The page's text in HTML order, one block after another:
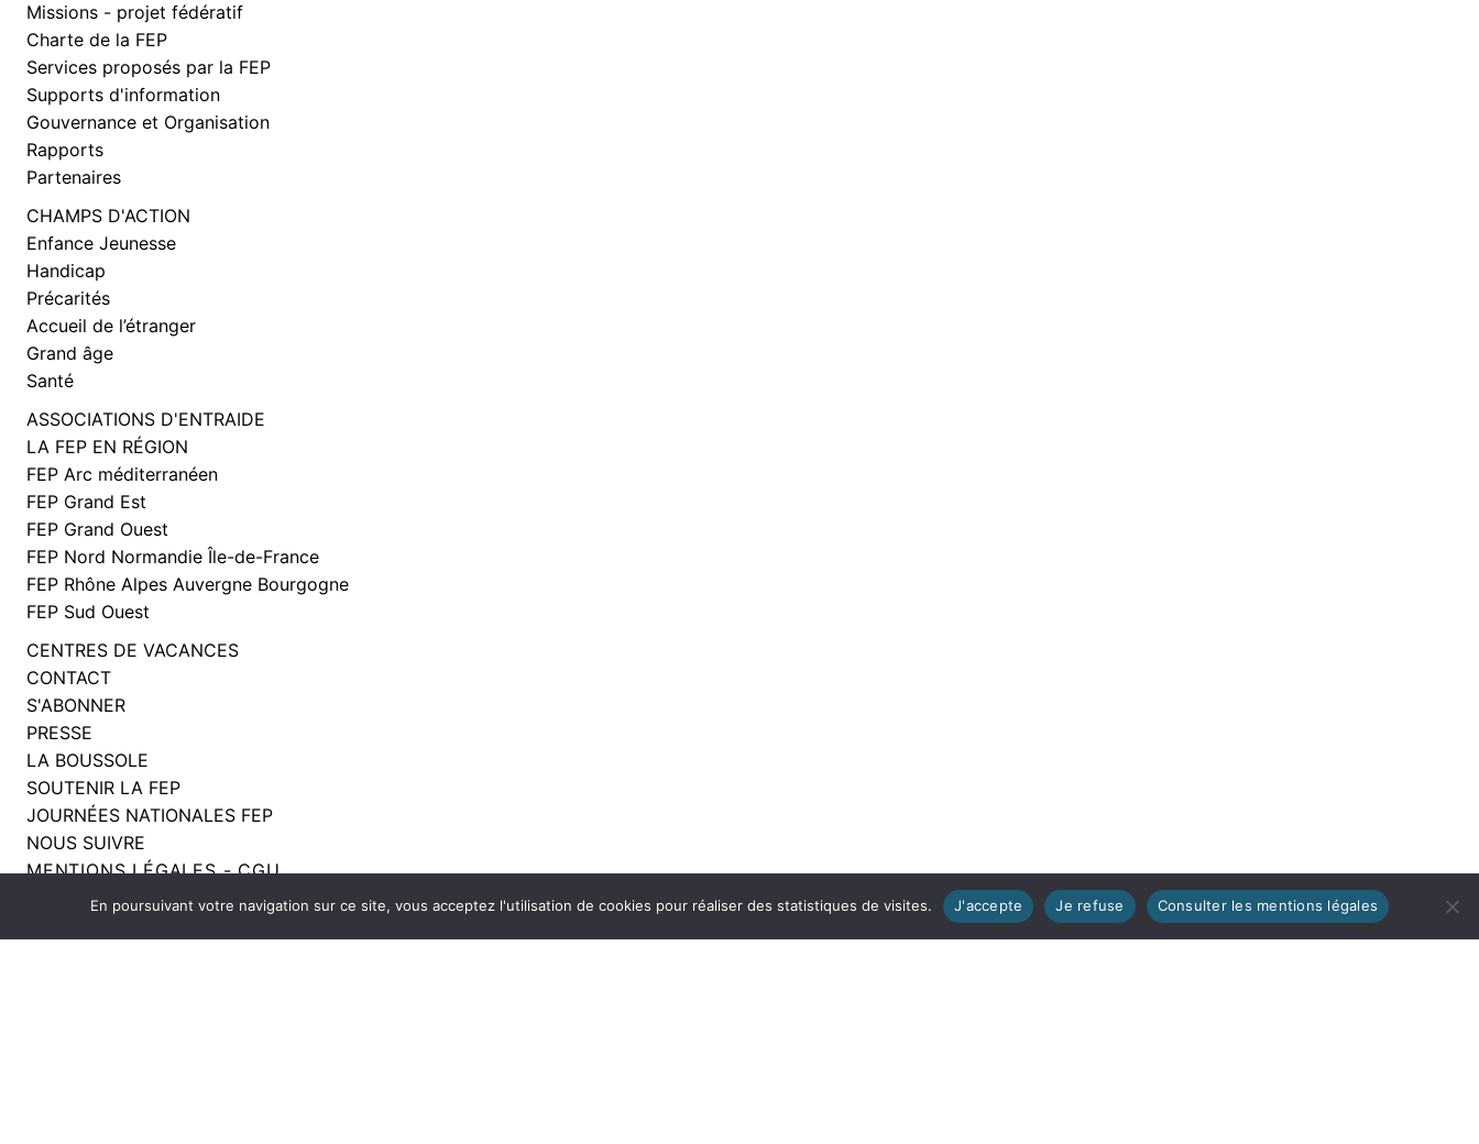
Missions - projet fédératif
Charte de la FEP
Services proposés par la FEP
Supports d'information
Gouvernance et Organisation
Rapports
Partenaires
CHAMPS D'ACTION
Enfance Jeunesse
Handicap
Précarités
Accueil de l’étranger
Grand âge
Santé
ASSOCIATIONS D'ENTRAIDE
LA FEP EN RÉGION
FEP Arc méditerranéen
FEP Grand Est
FEP Grand Ouest
FEP Nord Normandie Île-de-France
FEP Rhône Alpes Auvergne Bourgogne
FEP Sud Ouest
CENTRES DE VACANCES
CONTACT
S'ABONNER
PRESSE
LA BOUSSOLE
SOUTENIR LA FEP
JOURNÉES NATIONALES FEP
NOUS SUIVRE
MENTIONS LÉGALES - CGU
ACCESSIBILITÉ
En poursuivant votre navigation sur ce site, vous acceptez l'utilisation de cookies pour réaliser des statistiques de visites. J'accepte Je refuse Consulter les mentions légales